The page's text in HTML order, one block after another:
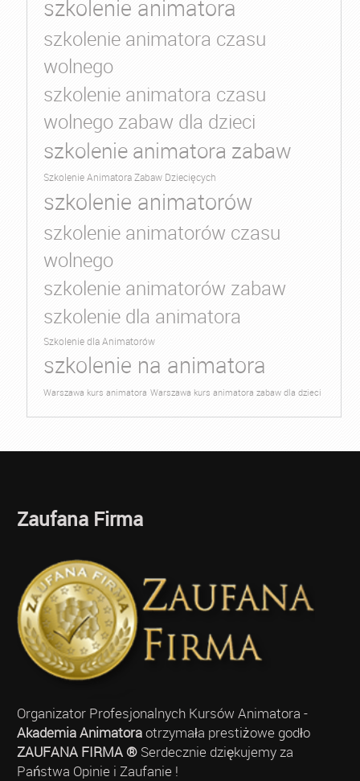
szkolenie animatora
szkolenie animatora czasu
wolnego
szkolenie animatora czasu
wolnego zabaw dla dzieci
szkolenie animatora zabaw
Szkolenie Animatora Zabaw Dziecięcych
szkolenie animatorów
szkolenie animatorów czasu
wolnego
szkolenie animatorów zabaw
szkolenie dla animatora
Szkolenie dla Animatorów
szkolenie na animatora
Warszawa kurs animatora Warszawa kurs animatora zabaw dla dzieci
Zaufana Firma
Organizator Profesjonalnych Kursów Animatora -
Akademia Animatoraotrzymała prestiżowe godło
ZAUFANA FIRMA ®Serdecznie dziękujemy za
Państwa Opinie i Zaufanie !